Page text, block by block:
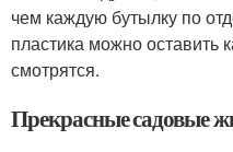
чем каждую бутылку по
пластика можно оставить
смотрятся.
Прекрасные садовые